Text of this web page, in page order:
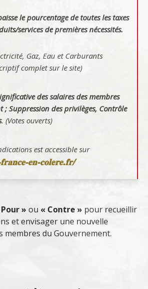
le pourcentage de toutes les taxes
services de premières nécessités.
Gaz, Eau et Carburants
complet sur le site)
des salaires des membres
; Suppression des privilèges, Contrôle
. (Votes ouverts)
est accessible sur
en-colere.fr/
» ou « Contre » pour recueillir
et envisager une nouvelle
membres du Gouvernement.